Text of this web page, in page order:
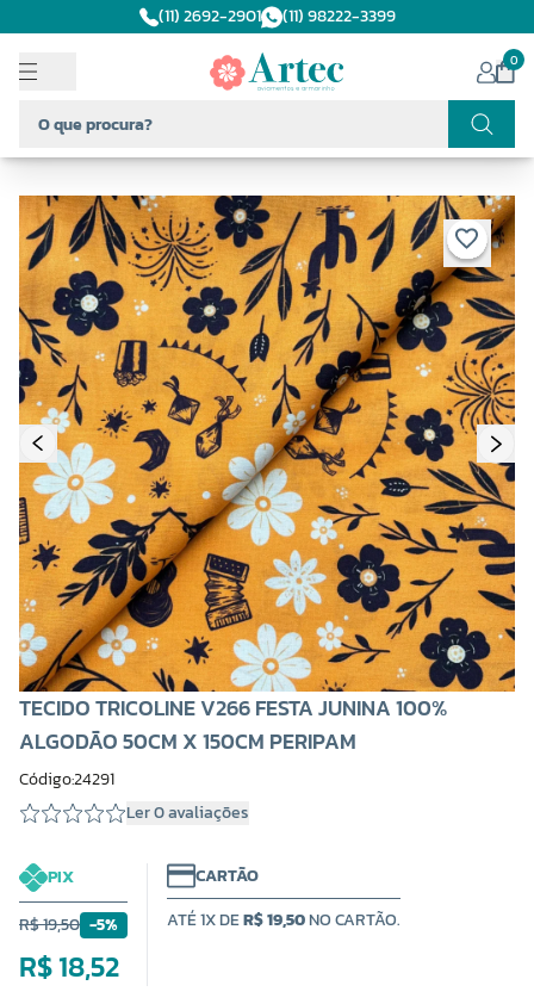
(11) 2692-2901 (11) 98222-3399
0
TECIDO TRICOLINE V266 FESTA JUNINA 100%
ALGODÃO 50CM X 150CM PERIPAM
Código:24291
Ler 0 avaliações
PIX
R$ 19,50 -5%
R$ 18,52
CARTÃO
ATÉ 1X DER$ 19,50NO CARTÃO.